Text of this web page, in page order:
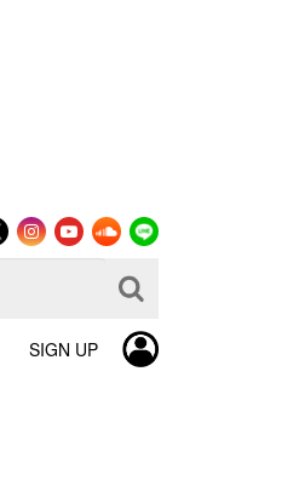
SIGN UP